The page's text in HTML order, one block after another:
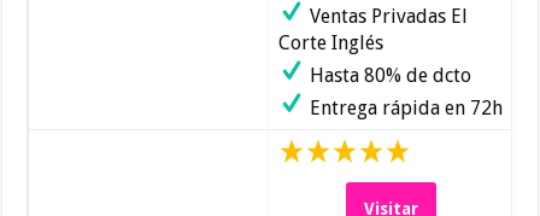
Ventas Privadas El
Corte Inglés
Hasta 80% de dcto
Entrega rápida en 72h
Visitar